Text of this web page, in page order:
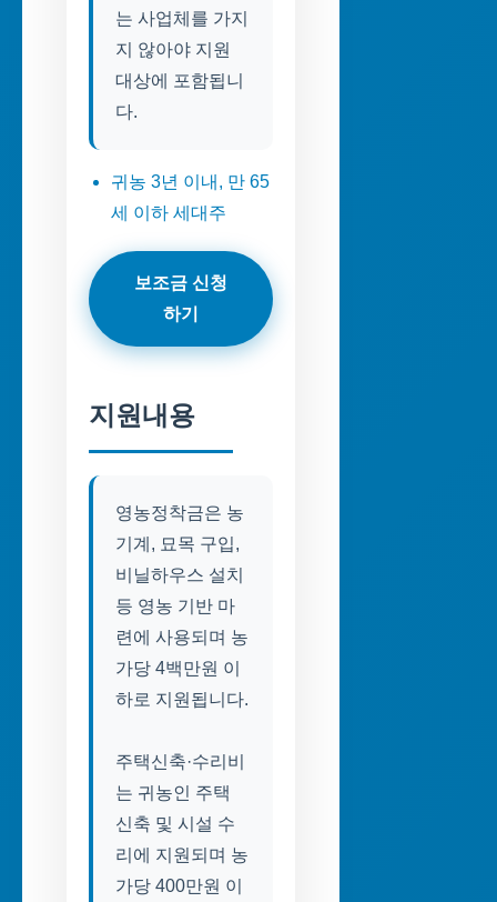
는 사업체를 가지
지 않아야 지원
대상에 포함됩니
다.
귀농 3년 이내, 만 65
세 이하 세대주
보조금 신청
하기
지원내용
영농정착금은 농
기계, 묘목 구입,
비닐하우스 설치
등 영농 기반 마
련에 사용되며 농
가당 4백만원 이
하로 지원됩니다.
주택신축·수리비
는 귀농인 주택
신축 및 시설 수
리에 지원되며 농
가당 400만원 이